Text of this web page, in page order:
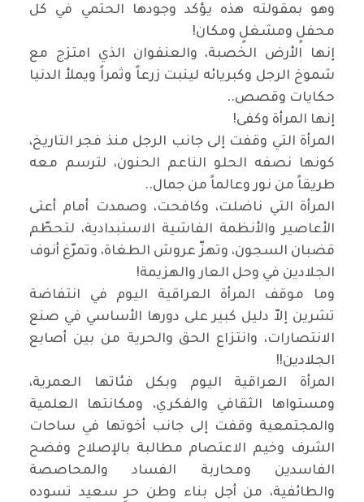
وهو بمقولته هذه يؤكد وجودها الحتمي في كل
محفلٍ ومشغلٍ ومكان!
إنها الأرض الخصبة، والعنفوان الذي امتزج مع
شموخ الرجل وكبريائه لينبت زرعاً وثمراً ويملأ الدنيا
حكايات وقصص..
إنها المرأة وكفى!
المرأة التي وقفت إلى جانب الرجل منذ فجر التاريخ،
كونها نصفه الحلو الناعم الحنون، لترسم معه
طريقاً من نور وعالماً من جمال..
المرأة التي ناضلت، وكافحت، وصمدت أمام أعتى
الأعاصير والأنظمة الفاشية الاستبدادية، لتحطّم
قضبان السجون، وتهزّ عروش الطغاة، وتمرّغ أنوف
الجلادين في وحل العار والهزيمة!
وما موقف المرأة العراقية اليوم في انتفاضة
تشرين إلاّ دليل كبير على دورها الأساسي في صنع
الانتصارات، وانتزاع الحق والحرية من بين أصابع
الجلادين!!
المرأة العراقية اليوم وبكل فئاتها العمرية،
ومستواها الثقافي والفكري، ومكانتها العلمية
والمجتمعية وقفت إلى جانب أخوتها في ساحات
الشرف وخيم الاعتصام مطالبة بالإصلاح وفضح
الفاسدين ومحاربة الفساد والمحاصصة
والطائفية، من أجل بناء وطن حرٍ سعيد تسوده